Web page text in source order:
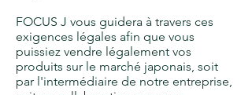
FOCUS J vous guidera à travers ces
exigences légales afin que vous
puissiez vendre légalement vos
produits sur le marché japonais, soit
par l'intermédiaire de notre entreprise,